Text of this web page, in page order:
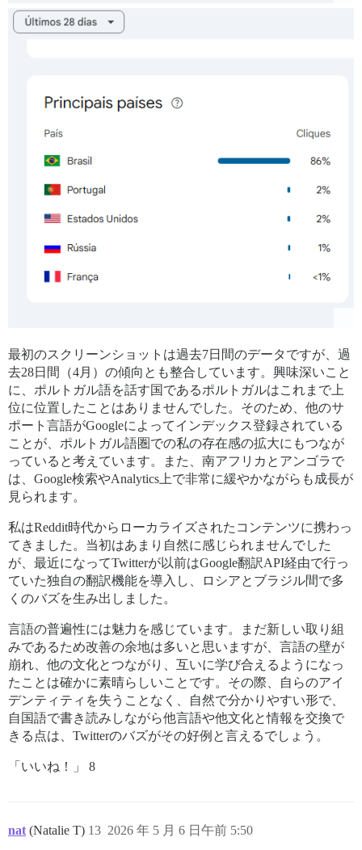
最初のスクリーンショットは過去7日間のデータですが、過
去28日間（4月）の傾向とも整合しています。興味深いこと
に、ポルトガル語を話す国であるポルトガルはこれまで上
位に位置したことはありませんでした。そのため、他のサ
ポート言語がGoogleによってインデックス登録されている
ことが、ポルトガル語圏での私の存在感の拡大にもつなが
っていると考えています。また、南アフリカとアンゴラで
は、Google検索やAnalytics上で非常に緩やかながらも成長が
見られます。
私はReddit時代からローカライズされたコンテンツに携わっ
てきました。当初はあまり自然に感じられませんでした
が、最近になってTwitterが以前はGoogle翻訳API経由で行っ
ていた独自の翻訳機能を導入し、ロシアとブラジル間で多
くのバズを生み出しました。
言語の普遍性には魅力を感じています。まだ新しい取り組
みであるため改善の余地は多いと思いますが、言語の壁が
崩れ、他の文化とつながり、互いに学び合えるようになっ
たことは確かに素晴らしいことです。その際、自らのアイ
デンティティを失うことなく、自然で分かりやすい形で、
自国語で書き読みしながら他言語や他文化と情報を交換で
きる点は、Twitterのバズがその好例と言えるでしょう。
「いいね！」 8
nat (Natalie T) 2026 年 5 月 6 日午前 5:50
13